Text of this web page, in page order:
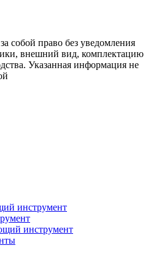
собой право без уведомления
внешний вид, комплектацию
Указанная информация не
инструмент
инструмент